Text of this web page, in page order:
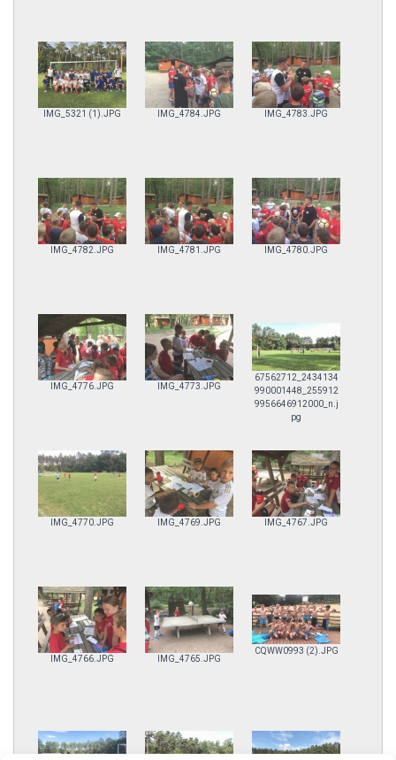
IMG_5321 (1).JPG IMG_4784.JPG IMG_4783.JPG
IMG_4782.JPG IMG_4781.JPG IMG_4780.JPG
IMG_4776.JPG IMG_4773.JPG
67562712_2434134
990001448_255912
9956646912000_n.j
pg
IMG_4770.JPG IMG_4769.JPG IMG_4767.JPG
IMG_4766.JPG IMG_4765.JPG
CQWW0993 (2).JPG